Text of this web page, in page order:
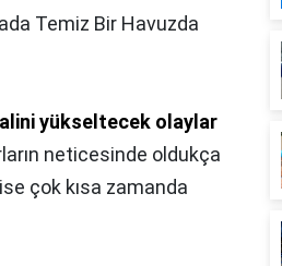
Temiz Bir Havuzda
yükseltecek olaylar
neticesinde oldukça
çok kısa zamanda